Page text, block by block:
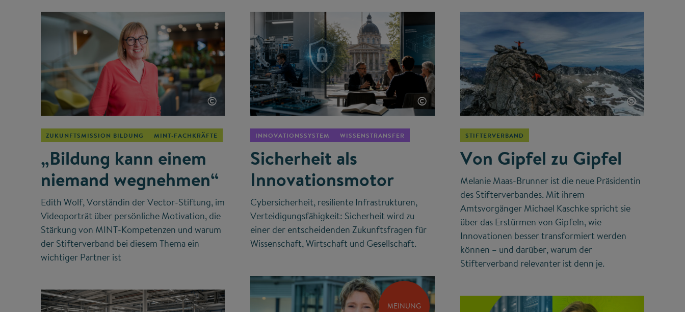
©
ZUKUNFTSMISSION BILDUNG MINT-FACHKRÄFTE
„Bildung kann einem
niemand wegnehmen“
Edith Wolf, Vorständin der Vector-Stiftung, im
Videoporträt über persönliche Motivation, die
Stärkung von MINT-Kompetenzen und warum
der Stifterverband bei diesem Thema ein
wichtiger Partner ist
©
INNOVATIONSSYSTEM WISSENSTRANSFER
Sicherheit als
Innovationsmotor
Cybersicherheit, resiliente Infrastrukturen,
Verteidigungsfähigkeit: Sicherheit wird zu
einer der entscheidenden Zukunftsfragen für
Wissenschaft, Wirtschaft und Gesellschaft.
©
STIFTERVERBAND
Von Gipfel zu Gipfel
Melanie Maas-Brunner ist die neue Präsidentin
des Stifterverbandes. Mit ihrem
Amtsvorgänger Michael Kaschke spricht sie
über das Erstürmen von Gipfeln, wie
Innovationen besser transformiert werden
können – und darüber, warum der
Stifterverband relevanter ist denn je.
MEINUNG